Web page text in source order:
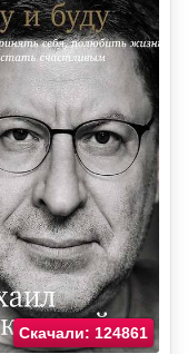
Скачали: 124861